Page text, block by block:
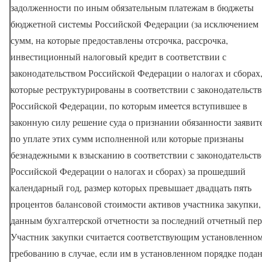
задолженности по иным обязательным платежам в бюджеты
бюджетной системы Российской Федерации (за исключением
сумм, на которые предоставлены отсрочка, рассрочка,
инвестиционный налоговый кредит в соответствии с
законодательством Российской Федерации о налогах и сборах,
которые реструктурированы в соответствии с
Российской Федерации, по которым имеется вступившее в
законную силу решение суда о признании обязанности
по уплате этих сумм исполненной или которые признаны
безнадежными к взысканию в соответствии с
Российской Федерации о налогах и сборах) за прошедший
календарный год, размер которых превышает двадцать пять
процентов балансовой стоимости активов участника
данным бухгалтерской отчетности за последний отчетный
Участник закупки считается соответствующим
требованию в случае, если им в установленном порядке